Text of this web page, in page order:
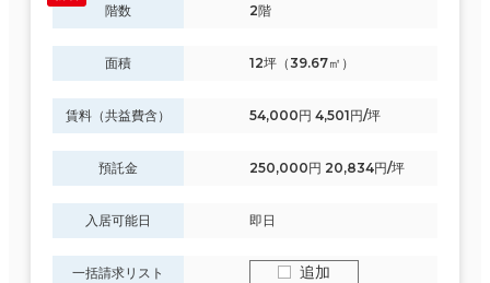
階数 2階
面積 12坪（39.67㎡）
賃料（共益費含） 54,000円 4,501円/坪
預託金 250,000円 20,834円/坪
入居可能日 即日
一括請求リスト 追加
その他
制震・免震構造
駐車場設備あり
1フロア面積100坪以上